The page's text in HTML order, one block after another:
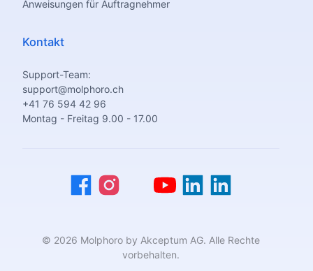
Anweisungen für Auftragnehmer
Kontakt
Support-Team:
support@molphoro.ch
+41 76 594 42 96
Montag - Freitag 9.00 - 17.00
© 2026 Molphoro by Akceptum AG. Alle Rechte
vorbehalten.